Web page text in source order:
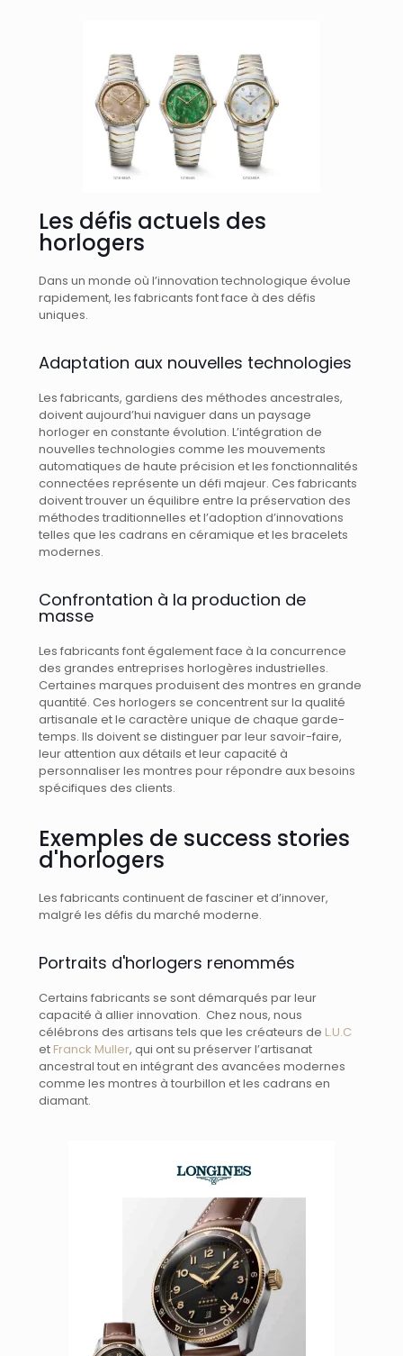
Les défis actuels des
horlogers
Dans un monde où l’innovation technologique évolue
rapidement, les fabricants font face à des défis
uniques.
Adaptation aux nouvelles technologies
Les fabricants, gardiens des méthodes ancestrales,
doivent aujourd’hui naviguer dans un paysage
horloger en constante évolution. L’intégration de
nouvelles technologies comme les mouvements
automatiques de haute précision et les fonctionnalités
connectées représente un défi majeur. Ces fabricants
doivent trouver un équilibre entre la préservation des
méthodes traditionnelles et l’adoption d’innovations
telles que les cadrans en céramique et les bracelets
modernes.
Confrontation à la production de
masse
Les fabricants font également face à la concurrence
des grandes entreprises horlogères industrielles.
Certaines marques produisent des montres en grande
quantité. Ces horlogers se concentrent sur la qualité
artisanale et le caractère unique de chaque garde-
temps. Ils doivent se distinguer par leur savoir-faire,
leur attention aux détails et leur capacité à
personnaliser les montres pour répondre aux besoins
spécifiques des clients.
Exemples de success stories
d'horlogers
Les fabricants continuent de fasciner et d’innover,
malgré les défis du marché moderne.
Portraits d'horlogers renommés
Certains fabricants se sont démarqués par leur
capacité à allier innovation. Chez nous, nous
célébrons des artisans tels que les créateurs de L.U.C
et Franck Muller, qui ont su préserver l’artisanat
ancestral tout en intégrant des avancées modernes
comme les montres à tourbillon et les cadrans en
diamant.